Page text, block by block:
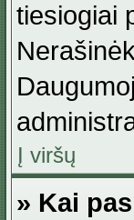
tiesiogiai
Į viršų
» Kai